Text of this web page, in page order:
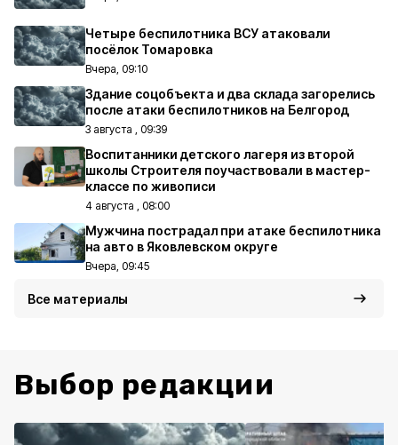
Четыре беспилотника ВСУ атаковали
посёлок Томаровка
Вчера, 09:10
Здание соцобъекта и два склада загорелись
после атаки беспилотников на Белгород
3 августа , 09:39
Воспитанники детского лагеря из второй
школы Строителя поучаствовали в мастер-
классе по живописи
4 августа , 08:00
Мужчина пострадал при атаке беспилотника
на авто в Яковлевском округе
Вчера, 09:45
Все материалы
Выбор редакции